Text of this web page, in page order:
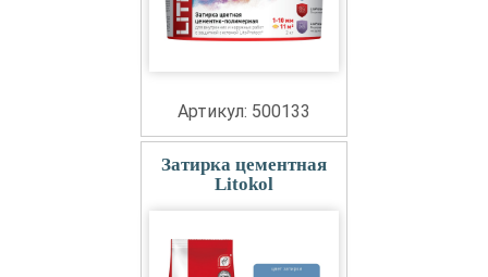
Артикул: 500133
Затирка цементная
Litokol